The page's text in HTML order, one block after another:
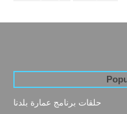
حلقات برنامج عمارة بلدنا